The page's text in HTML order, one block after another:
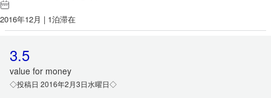
2016年12月 | 1泊滞在
3.5
value for money
◇投稿日 2016年2月3日水曜日◇